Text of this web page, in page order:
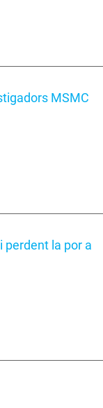
MSMC
perdent la por a